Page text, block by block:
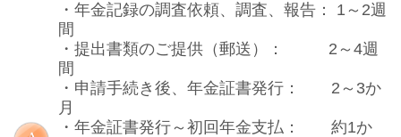
・年金記録の調査依頼、調査、報告：
1 ～ 2週
間
・提出書類のご提供（郵送）：
2 ～ 4週
間
・申請手続き後、年金証書発行：
2 ～ 3か
月
・年金証書発行～初回年金支払：
約1か